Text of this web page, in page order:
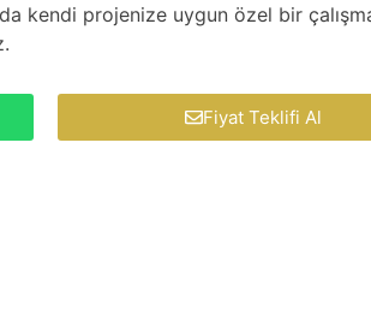
kendi projenize uygun özel bir
Fiyat Teklifi Al